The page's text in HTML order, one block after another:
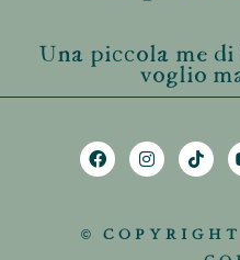
Una piccola me
voglio
©